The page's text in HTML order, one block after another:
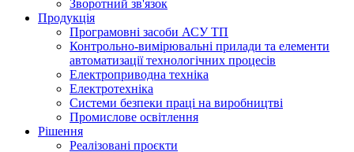
Зворотний зв'язок
Продукція
Програмовні засоби АСУ ТП
Контрольно-вимірювальні прилади та елементи
автоматизації технологічних процесів
Електроприводна техніка
Електротехніка
Системи безпеки праці на виробництві
Промислове освітлення
Рішення
Реалізовані проєкти